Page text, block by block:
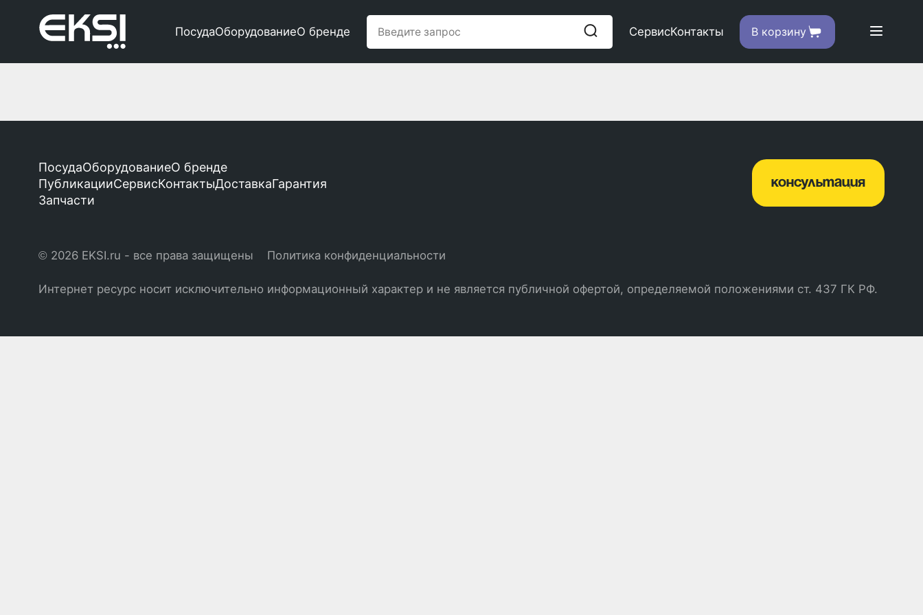
ПосудаОборудованиеО бренде СервисКонтакты В корзину
ПосудаОборудованиеО бренде
ПубликацииСервисКонтактыДоставкаГарантия
Запчасти
консультация
© 2026 EKSI.ru - все права защищены Политика конфиденциальности
Интернет ресурс носит исключительно информационный характер и не является публичной офертой, определяемой положениями ст. 437 ГК РФ.